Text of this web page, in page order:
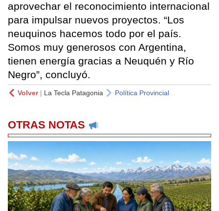
aprovechar el reconocimiento internacional
para impulsar nuevos proyectos. “Los
neuquinos hacemos todo por el país.
Somos muy generosos con Argentina,
tienen energía gracias a Neuquén y Río
Negro”, concluyó.
Volver| La Tecla Patagonia Política Provincial
OTRAS NOTAS